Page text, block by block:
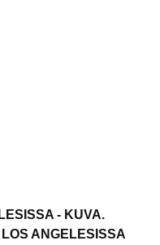
- KUVA.
ANGELESISSA